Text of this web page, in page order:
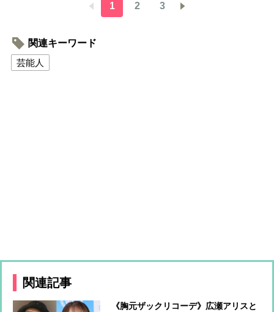
1 2 3
関連キーワード
芸能人
関連記事
《胸元ザックリコーデ》広瀬アリスと